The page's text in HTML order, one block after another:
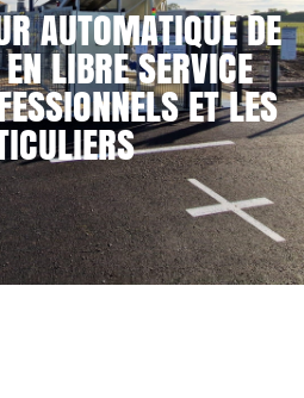
AUTOMATIQUE DE
LIBRE SERVICE
ET LES